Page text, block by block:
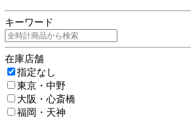
キーワード
在庫店舗
指定なし
東京・中野
大阪・心斎橋
福岡・天神